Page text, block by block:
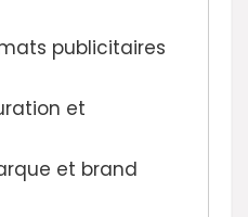
publicitaires
et
et brand